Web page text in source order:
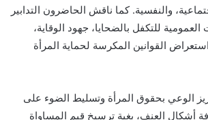
والنفسية. كما ناقش الحاضرون التدابير
للتكفل بالضحايا، جهود الوقاية،
القوانين المكرسة لحماية المرأة
الوعي بحقوق المرأة وتسليط الضوء على
أشكال العنف، بغية ترسيخ قيم المساواة